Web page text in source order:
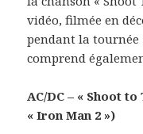
vidéo, filmée en
pendant la tournée
comprend
AC/DC – « Shoot
« Iron Man 2 »)